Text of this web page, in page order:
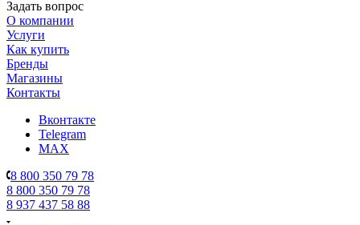
Задать вопрос
О компании
Услуги
Как купить
Бренды
Магазины
Контакты
Вконтакте
Telegram
MAX
8 800 350 79 78
8 800 350 79 78
8 937 437 58 88